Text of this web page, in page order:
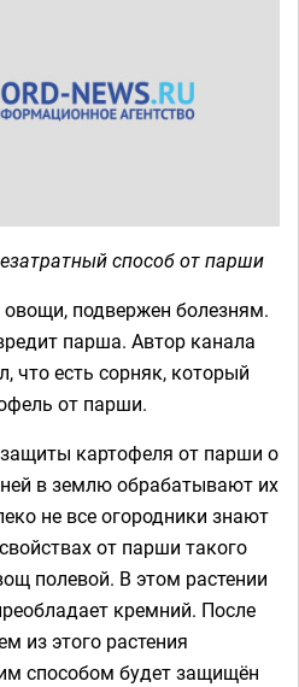
способ от парши
овощи, подвержен болезням.
парша. Автор канала
что есть сорняк, который
от парши.
картофеля от парши о
в землю обрабатывают их
не все огородники знают
от парши такого
полевой. В этом растении
кремний. После
из этого растения
способом будет защищён